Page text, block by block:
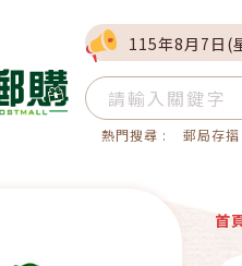
115年8月7日(
熱門搜尋 : 郵局存摺
首